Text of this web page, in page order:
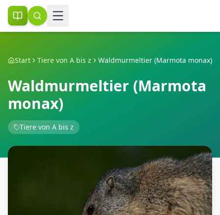
Start Tiere von A bis z Waldmurmeltier (Marmota monax)
Waldmurmeltier (Marmota
monax)
Tiere von A bis z